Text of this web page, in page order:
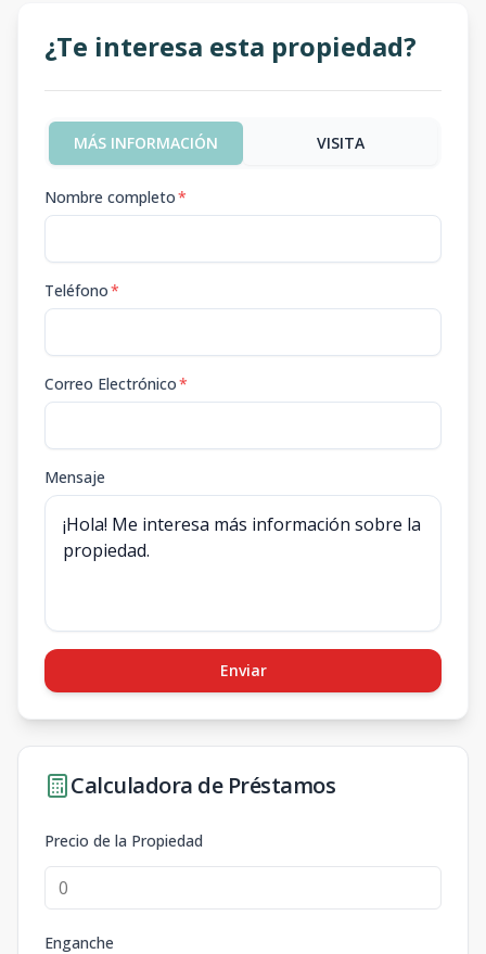
¿Te interesa esta propiedad?
MÁS INFORMACIÓN VISITA
Nombre completo*
Teléfono*
Correo Electrónico*
Mensaje
Enviar
Calculadora de Préstamos
Precio de la Propiedad
Enganche